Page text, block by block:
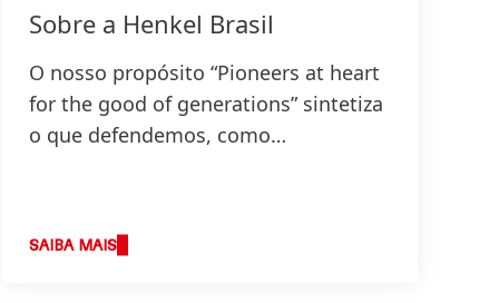
Sobre a Henkel Brasil
O nosso propósito “Pioneers at heart
for the good of generations” sintetiza
o que defendemos, como
SAIBA MAIS